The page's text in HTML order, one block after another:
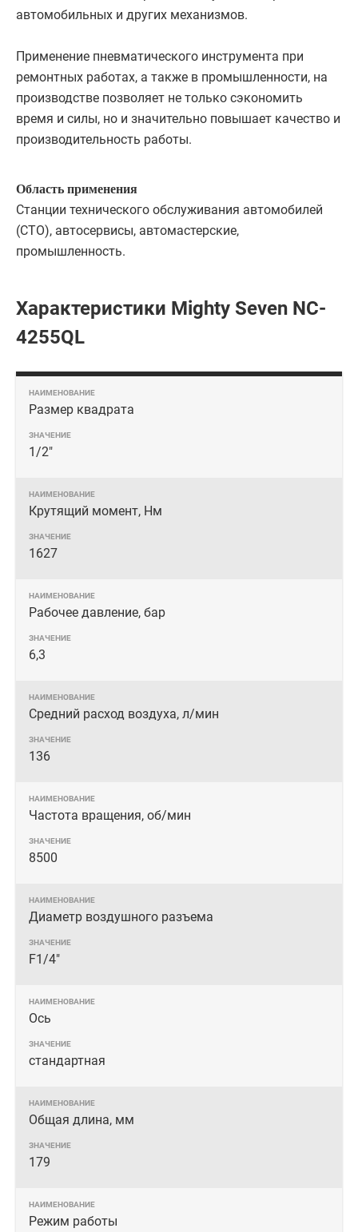
автомобильных и других механизмов.
Применение пневматического инструмента при
ремонтных работах, а также в промышленности, на
производстве позволяет не только сэкономить
время и силы, но и значительно повышает качество и
производительность работы.
Область применения
Станции технического обслуживания автомобилей
(СТО), автосервисы, автомастерские,
промышленность.
Характеристики Mighty Seven NC-
4255QL
Размер квадрата
1/2"
Крутящий момент, Нм
1627
Рабочее давление, бар
6,3
Средний расход воздуха, л/мин
136
Частота вращения, об/мин
8500
Диаметр воздушного разъема
F1/4"
Ось
стандартная
Общая длина, мм
179
Режим работы